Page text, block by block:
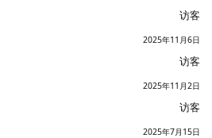
访客
2025年11月6日
访客
2025年11月2日
访客
2025年7月15日